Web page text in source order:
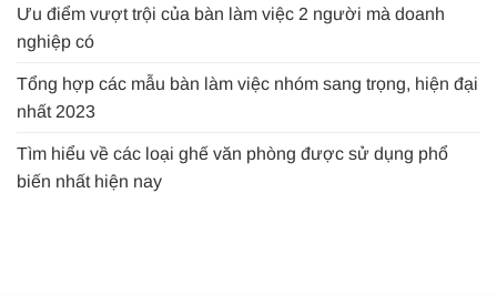
Ưu điểm vượt trội của bàn làm việc 2 người mà doanh
nghiệp có
Tổng hợp các mẫu bàn làm việc nhóm sang trọng, hiện đại
nhất 2023
Tìm hiểu về các loại ghế văn phòng được sử dụng phổ
biến nhất hiện nay